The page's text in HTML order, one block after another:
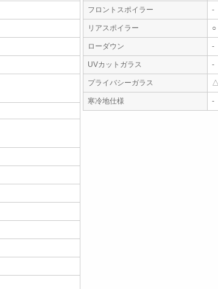
フロントスポイラー -
リアスポイラー ○
ローダウン -
UVカットガラス -
プライバシーガラス
寒冷地仕様 -